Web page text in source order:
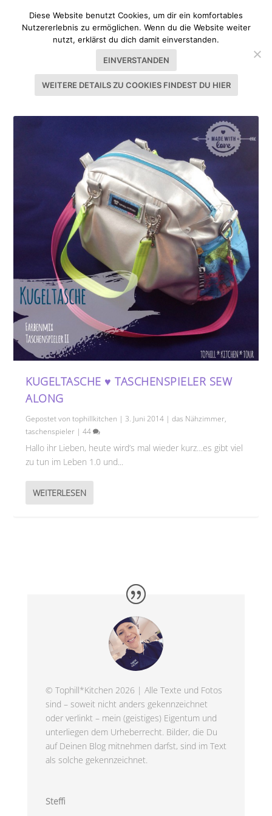
SCHLAGWORT:GURTBAND
KUGELTASCHE ♥️ TASCHENSPIELER SEW
ALONG
Gepostet vontophillkitchen |3. Juni 2014 |das Nähzimmer,
taschenspieler |44
Hallo ihr Lieben, heute wird’s mal wieder kurz…es gibt viel
zu tun im Leben 1.0 und...
WEITERLESEN
© Tophill*Kitchen 2026 | Alle Texte und Fotos
sind – soweit nicht anders gekennzeichnet
oder verlinkt – mein (geistiges) Eigentum und
unterliegen dem Urheberrecht. Bilder, die Du
auf Deinen Blog mitnehmen darfst, sind im Text
als solche gekennzeichnet.
Steffi
Diese Website benutzt Cookies, um dir ein komfortables
Nutzererlebnis zu ermöglichen. Wenn du die Website weiter
nutzt, erklärst du dich damit einverstanden.
EINVERSTANDEN
WEITERE DETAILS ZU COOKIES FINDEST DU HIER